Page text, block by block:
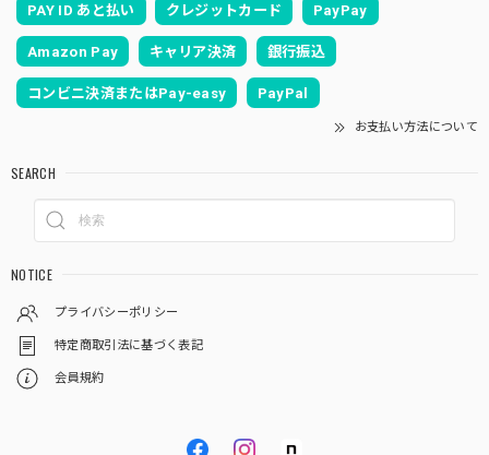
PAY ID あと払い クレジットカード PayPay
Amazon Pay キャリア決済 銀行振込
コンビニ決済またはPay-easy PayPal
お支払い方法について
SEARCH
NOTICE
プライバシーポリシー
特定商取引法に基づく表記
会員規約